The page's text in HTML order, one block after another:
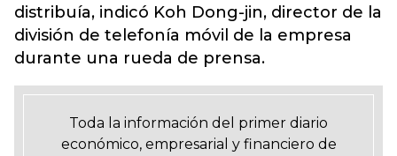
distribuía, indicó Koh Dong-jin, director de la
división de telefonía móvil de la empresa
durante una rueda de prensa.
Toda la información del primer diario
económico, empresarial y financiero de